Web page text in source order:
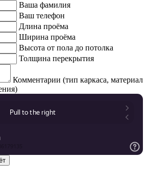
Ваша фамилия
Ваш телефон
Длина проёма
Ширина проёма
Высота от пола до потолка
Толщина перекрытия
Комментарии (тип каркаса, материал